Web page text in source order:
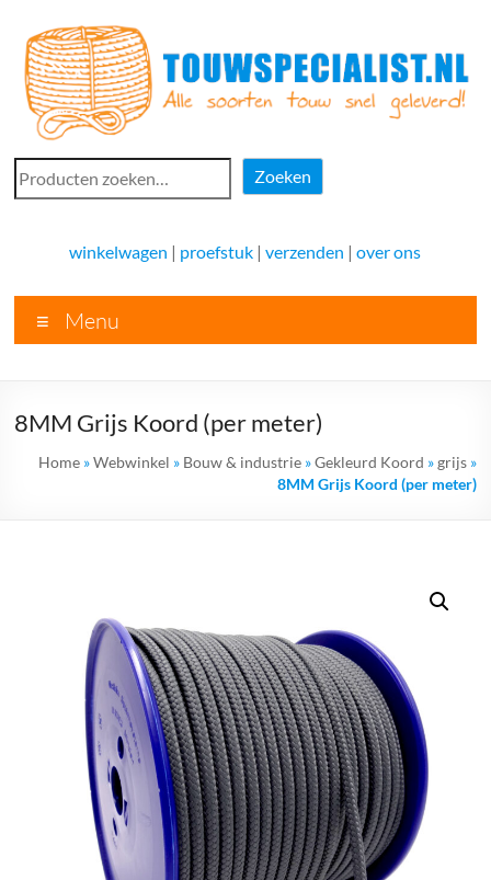
naar
inhoud
Touwspecialist.nl
voor
vele
soorten
goed
advies!
Zoeken
Zoeken
winkelwagen | proefstuk |verzenden |over ons
Menu
8MM Grijs Koord (per meter)
Home»Webwinkel » Bouw & industrie»Gekleurd Koord »grijs»
8MM Grijs Koord (per meter)